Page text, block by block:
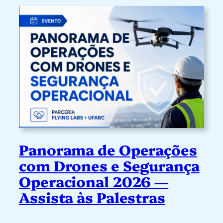
Panorama de Operações
com Drones e Segurança
Operacional 2026 —
Assista às Palestras